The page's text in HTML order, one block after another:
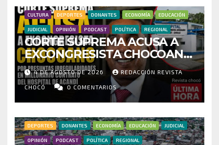
CULTURA DEPORTES DONANTES ECONOMÍA EDUCACIÓN
JUDICIAL OPINIÓN PODCAST POLÍTICA REGIONAL
CORTE SUPREMA ACUSA A
EXCONGRESISTA CHOCOANO
POR PRESUNTAS
IRREGULARIDADES EN
MILLONARIO CONTRATO DEL
HOSPITAL DE ACANDÍ
4 DE AGOSTO DE 2026 REDACCIÓN REVISTA
CHOCÓ 0 COMENTARIOS
DEPORTES DONANTES ECONOMÍA EDUCACIÓN JUDICIAL
OPINIÓN PODCAST POLÍTICA REGIONAL